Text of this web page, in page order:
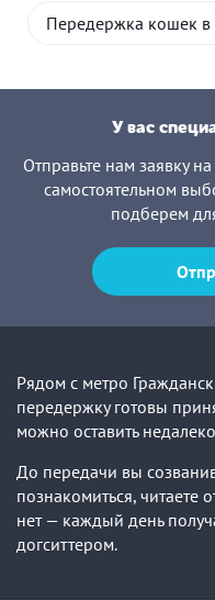
Передержка кошек в
У вас
Отправьте нам заявку
самостоятельном
подберем
Рядом с метро
передержку готовы
можно оставить
До передачи вы
познакомиться, читаете
нет — каждый день
догситтером.